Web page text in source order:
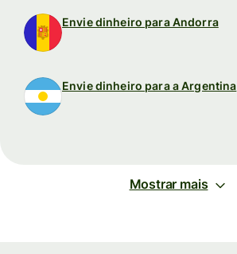
Envie dinheiro para Andorra
Envie dinheiro para a Argentina
Mostrar mais